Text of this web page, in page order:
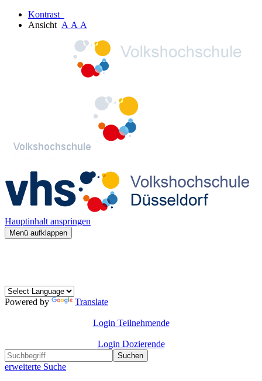
Kontrast
Ansicht A A A
Hauptinhalt anspringen
Menü aufklappen
Powered by Translate
Login Teilnehmende
Login Dozierende
Suchen
erweiterte Suche